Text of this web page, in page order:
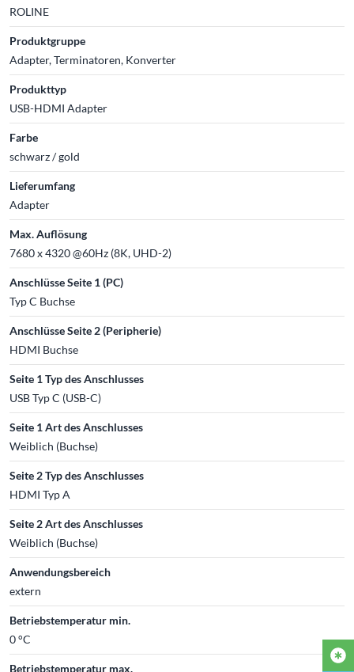
ROLINE
Produktgruppe
Adapter, Terminatoren, Konverter
Produkttyp
USB-HDMI Adapter
Farbe
schwarz / gold
Lieferumfang
Adapter
Max. Auflösung
7680 x 4320 @60Hz (8K, UHD-2)
Anschlüsse Seite 1 (PC)
Typ C Buchse
Anschlüsse Seite 2 (Peripherie)
HDMI Buchse
Seite 1 Typ des Anschlusses
USB Typ C (USB-C)
Seite 1 Art des Anschlusses
Weiblich (Buchse)
Seite 2 Typ des Anschlusses
HDMI Typ A
Seite 2 Art des Anschlusses
Weiblich (Buchse)
Anwendungsbereich
extern
Betriebstemperatur min.
0 °C
Betriebstemperatur max.